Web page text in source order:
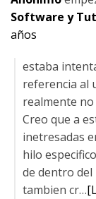
Software y
años
estaba
referencia al
realmente
Creo que a
inetresadas
hilo
de dentro
tambien cr…